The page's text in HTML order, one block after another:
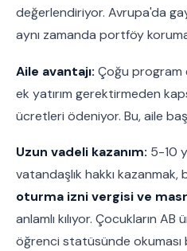
değerlendiriyor. Avrupa'da
aynı zamanda portföy
Aile avantajı: Çoğu program
ek yatırım gerektirmeden
ücretleri ödeniyor. Bu, aile
Uzun vadeli kazanım: 5-10
vatandaşlık hakkı kazanmak,
oturma izni vergisi ve
anlamlı kılıyor. Çocukların
öğrenci statüsünde okuması